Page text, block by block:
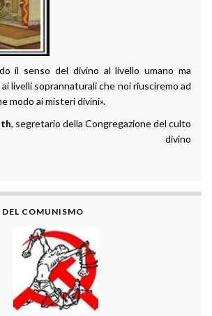
il senso del divino al livello umano ma
livelli soprannaturali che noi riusciremo ad
modo ai misteri divini».
, segretario della Congregazione del culto
divino
DEL COMUNISMO